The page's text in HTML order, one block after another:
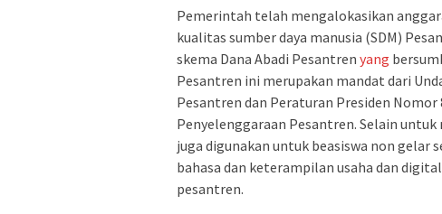
Pemerintah telah mengalokasikan
kualitas sumber daya manusia (SDM)
skema Dana Abadi Pesantren yang
Pesantren ini merupakan mandat dari
Pesantren dan Peraturan Presiden
Penyelenggaraan Pesantren. Selain
juga digunakan untuk beasiswa non gelar
bahasa dan keterampilan usaha dan
pesantren.